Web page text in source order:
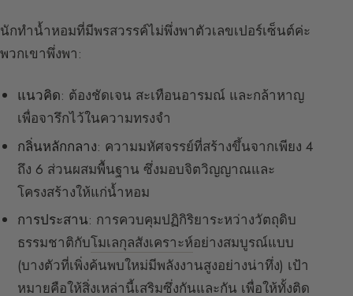
นักทำน้ำหอมที่มีพรสวรรค์ไม่พึ่งพาตัวเลขเปอร์เซ็นต์ค่ะ
พวกเขาพึ่งพา:
แนวคิด: ต้องชัดเจน สะเทือนอารมณ์ และกล้าหาญ
เพื่อจารึกไว้ในความทรงจำ
กลิ่นหลักกลาง: ความมหัศจรรย์ที่สร้างขึ้นจากเพียง 4
ถึง 6 ส่วนผสมพื้นฐาน ซึ่งมอบจิตวิญญาณและ
โครงสร้างให้แก่น้ำหอม
การประสาน: การควบคุมปฏิกิริยาระหว่างวัตถุดิบ
ธรรมชาติกับโมเลกุลสังเคราะห์อย่างสมบูรณ์แบบ
(บางตัวที่เพิ่งค้นพบใหม่มีพลังงานสูงอย่างน่าทึ่ง) เป้า
หมายคือให้สิ่งเหล่านี้เสริมซึ่งกันและกัน เพื่อให้ทั้งติด